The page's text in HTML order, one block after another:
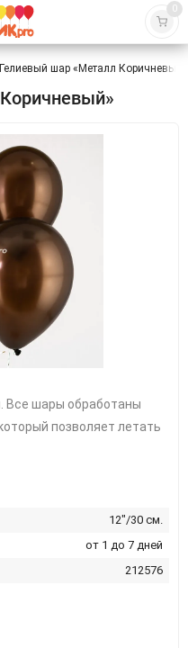
0
Гелиевый шар «Металл Коричневый»
Все шары обработаны
позволяет летать
12"/30 см.
от 1 до 7 дней
212576